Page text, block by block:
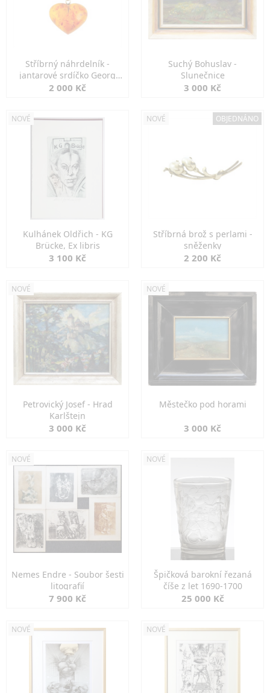
Stříbrný náhrdelník -
jantarové srdíčko Georg
Kramer
2 000 Kč
Suchý Bohuslav -
Slunečnice
3 000 Kč
NOVÉ
Kulhánek Oldřich - KG
Brücke, Ex libris
3 100 Kč
NOVÉ OBJEDNÁNO
Stříbrná brož s perlami -
sněženky
2 200 Kč
NOVÉ
Petrovický Josef - Hrad
Karlštejn
3 000 Kč
NOVÉ
Městečko pod horami
3 000 Kč
NOVÉ
Nemes Endre - Soubor šesti
litografií
7 900 Kč
NOVÉ
Špičková barokní řezaná
číše z let 1690-1700
25 000 Kč
NOVÉ NOVÉ